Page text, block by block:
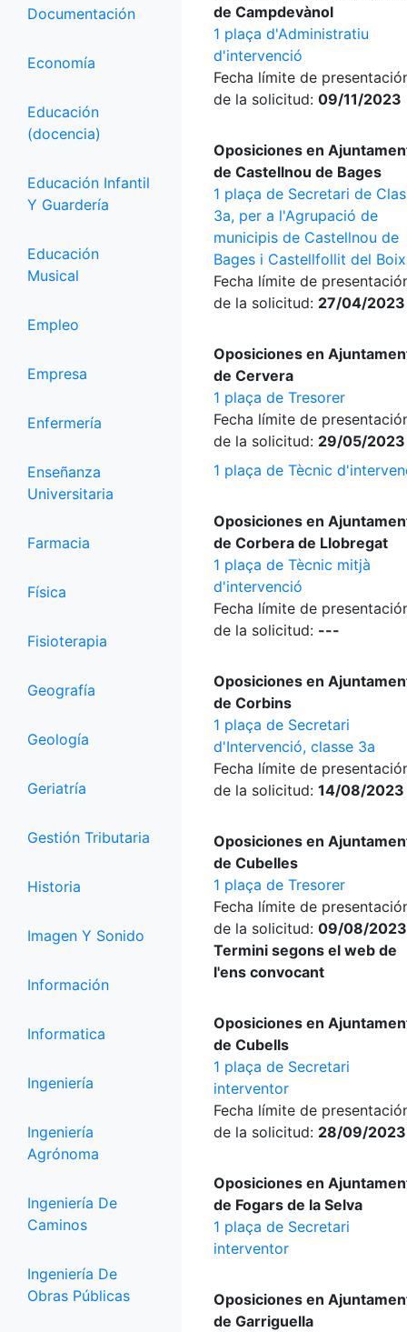
Documentación
Economía
Educación
(docencia)
Educación Infantil
Y Guardería
Educación
Musical
Empleo
Empresa
Enfermería
Enseñanza
Universitaria
Farmacia
Física
Fisioterapia
Geografía
Geología
Geriatría
Gestión Tributaria
Historia
Imagen Y Sonido
Información
Informatica
Ingeniería
Ingeniería
Agrónoma
Ingeniería De
Caminos
Ingeniería De
Obras Públicas
de Campdevànol
1 plaça d'Administratiu
d'intervenció
Fecha límite de
de la solicitud: 09/11/2023
Oposiciones en
de Castellnou de Bages
1 plaça de Secretari de
3a, per a l'Agrupació de
municipis de Castellnou de
Bages i Castellfollit del Boix
Fecha límite de
de la solicitud: 27/04/2023
Oposiciones en
de Cervera
1 plaça de Tresorer
Fecha límite de
de la solicitud: 29/05/2023
1 plaça de Tècnic
Oposiciones en
de Corbera de Llobregat
1 plaça de Tècnic mitjà
d'intervenció
Fecha límite de
de la solicitud: ---
Oposiciones en
de Corbins
1 plaça de Secretari
d'Intervenció, classe 3a
Fecha límite de
de la solicitud: 14/08/2023
Oposiciones en
de Cubelles
1 plaça de Tresorer
Fecha límite de
de la solicitud: 09/08/
Termini segons el web de
l'ens convocant
Oposiciones en
de Cubells
1 plaça de Secretari
interventor
Fecha límite de
de la solicitud: 28/09/2023
Oposiciones en
de Fogars de la Selva
1 plaça de Secretari
interventor
Oposiciones en
de Garriguella